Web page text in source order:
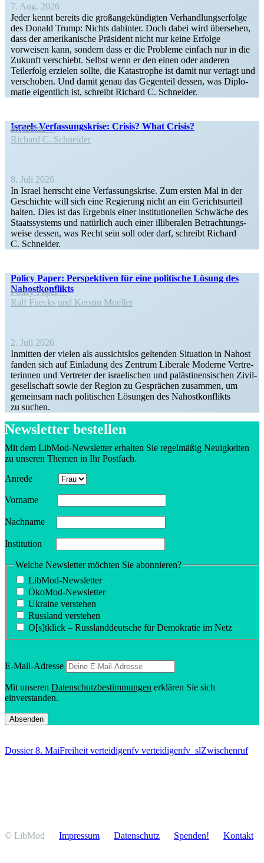
7. Aug. 2026
Jeder kennt bereits die großan­ge­kün­digten Verhand­lungs­er­folge
des Donald Trump: Nichts dahinter. Doch dabei wird übersehen,
dass der ameri­ka­nische Präsident nicht nur keine Erfolge
vorweisen kann, sondern dass er die Probleme einfach nur in die
Zukunft verschiebt. Selbst wenn er den einen oder anderen
Teilerfolg erzielen sollte, die Katastrophe ist damit nur vertagt und
verschoben. Und damit genau das Gegenteil dessen, was Diplo­
matie eigentlich ist, schreibt Richard C. Schneider.
Israels Verfas­sungs­krise: Crisis? What Crisis?
Kolumne
Richard C. Schneider
8. Juli 2026
In Israel herrscht eine Verfas­sungs­krise. Zum ersten Mal in der
Geschichte will sich eine Regierung nicht an ein Gerichts­urteil
halten. Dies ist das Ergebnis einer insti­tu­tio­nellen Schwäche des
Staats­systems und natürlich auch einer illibe­ralen Betrach­tungs­
weise dessen, was Recht sein soll oder darf, schreibt Richard
C. Schneider.
Policy Paper: Perspek­tiven für eine politische Lösung des
Nahostkonflikts
Policy Paper
Ralf Fuecks und Kerstin Mueller
2. Juli 2026
Inmitten der vielen als aussichtslos geltenden Situation in Nahost
fanden sich auf Einladung des Zentrum Liberale Moderne Vertre­
te­rinnen und Vertreter der israe­li­schen und paläs­ti­nen­si­schen Zivil­
ge­sell­schaft sowie der Region zu Gesprächen zusammen, um
gemeinsam nach politi­schen Lösungen des Nahost­kon­flikts
zu suchen.
Newsletter bestellen
Mit dem LibMod-Newsletter erhalten Sie regel­mäßig Neuig­keiten
zu unseren Themen in Ihr Postfach.
Anrede
Vorname
Nachname
Insti­tution
Welche Newsletter möchten Sie abonnieren?
LibMod-Newsletter
ÖkoMod-Newsletter
Ukraine verstehen
Russland verstehen
O[s]tklick – Russland­deutsche für Demokratie im Netz
E‑Mail-Adresse
Mit unseren Daten­schutz­be­stim­mungen erklären Sie sich
einverstanden.
Dossier 8. MaiFreiheit verteidigenfv verteidigenfv_slZwischenruf
© LibMod Impressum Daten­schutz Spenden! Kontakt